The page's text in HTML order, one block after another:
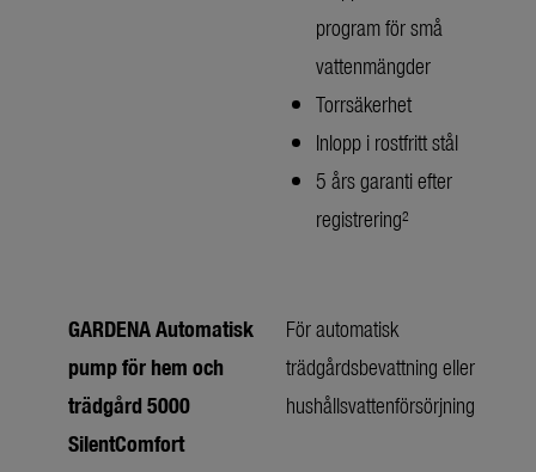
program för små
vattenmängder
Torrsäkerhet
Inlopp i rostfritt stål
5 års garanti efter
registrering²
GARDENA Automatisk
pump för hem och
trädgård 5000
SilentComfort
För automatisk
trädgårdsbevattning eller
hushållsvattenförsörjning